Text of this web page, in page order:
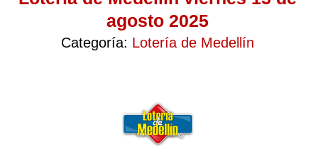
agosto 2025
Categoría: Lotería de Medellín